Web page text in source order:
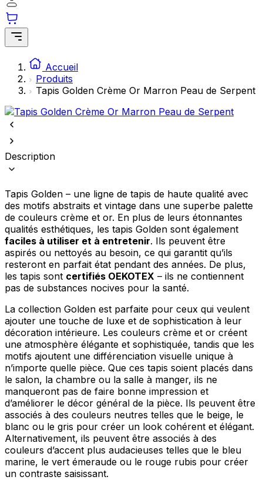
Accueil
Produits
Tapis Golden Crème Or Marron Peau de Serpent
Description
Tapis Golden – une ligne de tapis de haute qualité avec
des motifs abstraits et vintage dans une superbe palette
de couleurs crème et or. En plus de leurs étonnantes
qualités esthétiques, les tapis Golden sont également
faciles à utiliser et à entretenir. Ils peuvent être
aspirés ou nettoyés au besoin, ce qui garantit qu’ils
resteront en parfait état pendant des années. De plus,
les tapis sont certifiés OEKOTEX – ils ne contiennent
pas de substances nocives pour la santé.
La collection Golden est parfaite pour ceux qui veulent
ajouter une touche de luxe et de sophistication à leur
décoration intérieure. Les couleurs crème et or créent
une atmosphère élégante et sophistiquée, tandis que les
motifs ajoutent une différenciation visuelle unique à
n’importe quelle pièce. Que ces tapis soient placés dans
le salon, la chambre ou la salle à manger, ils ne
manqueront pas de faire bonne impression et
d’améliorer le décor général de la pièce. Ils peuvent être
associés à des couleurs neutres telles que le beige, le
blanc ou le gris pour créer un look cohérent et élégant.
Alternativement, ils peuvent être associés à des
couleurs d’accent plus audacieuses telles que le bleu
marine, le vert émeraude ou le rouge rubis pour créer
un contraste saisissant.
comme votre langue préférée ou la région dans laquelle vous vous
trouvez.
Statistiques
Les cookies statistiques aident les propriétaires de sites web à
comprendre comment les visiteurs interagissent avec les sites en
collectant et en rapportant des informations de manière anonyme.
Marketing
engageantes pour l'utilisateur individuel et, par conséquent, plus
précieuses pour les éditeurs et les annonceurs tiers.
Non classés
Les cookies non classés sont des cookies qui sont en processus de
classification, en collaboration avec les fournisseurs de cookies
individuels.
Rejeter
Enregistrer mes préférences
Accepter tout